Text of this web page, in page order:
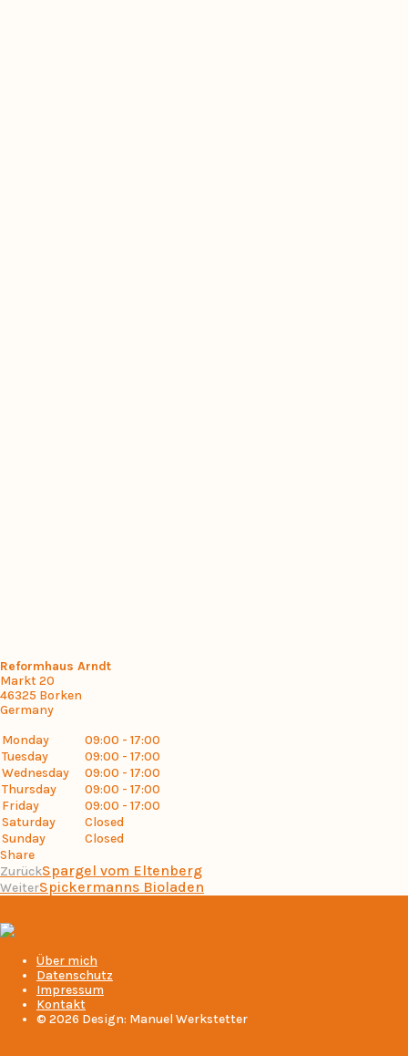
Reformhaus Arndt
Markt 20
46325 Borken
Germany
Monday
09:00 - 17:00
Tuesday
09:00 - 17:00
Wednesday
09:00 - 17:00
Thursday
09:00 - 17:00
Friday
09:00 - 17:00
Saturday
Closed
Sunday
Closed
Share
ZurückSpargel vom Eltenberg
WeiterSpickermanns Bioladen
Über mich
Datenschutz
Impressum
Kontakt
© 2026 Design: Manuel Werkstetter